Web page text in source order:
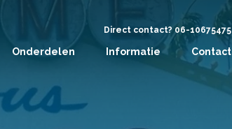
Direct contact? 06-10675475
Onderdelen Informatie Contact